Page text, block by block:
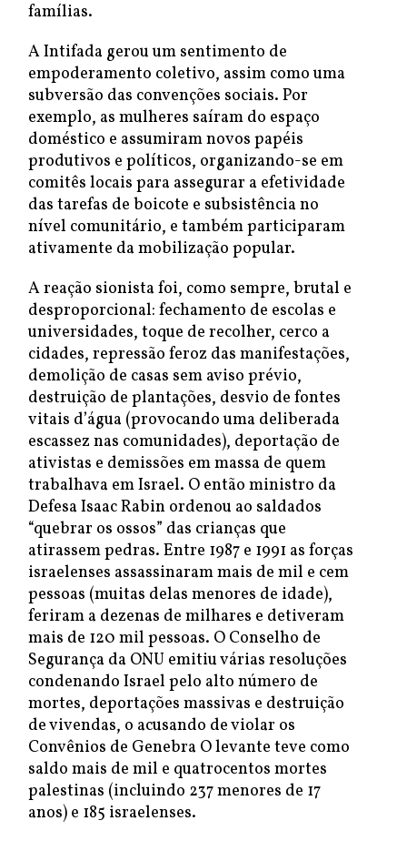
famílias.
A Intifada gerou um sentimento de
empoderamento coletivo, assim como uma
subversão das convenções sociais. Por
exemplo, as mulheres saíram do espaço
doméstico e assumiram novos papéis
produtivos e políticos, organizando-se em
comitês locais para assegurar a efetividade
das tarefas de boicote e subsistência no
nível comunitário, e também participaram
ativamente da mobilização popular.
A reação sionista foi, como sempre, brutal e
desproporcional: fechamento de escolas e
universidades, toque de recolher, cerco a
cidades, repressão feroz das manifestações,
demolição de casas sem aviso prévio,
destruição de plantações, desvio de fontes
vitais d’água (provocando uma deliberada
escassez nas comunidades), deportação de
ativistas e demissões em massa de quem
trabalhava em Israel. O então ministro da
Defesa Isaac Rabin ordenou ao saldados
“quebrar os ossos” das crianças que
atirassem pedras. Entre 1987 e 1991 as forças
israelenses assassinaram mais de mil e cem
pessoas (muitas delas menores de idade),
feriram a dezenas de milhares e detiveram
mais de 120 mil pessoas. O Conselho de
Segurança da ONU emitiu várias resoluções
condenando Israel pelo alto número de
mortes, deportações massivas e destruição
de vivendas, o acusando de violar os
Convênios de Genebra O levante teve como
saldo mais de mil e quatrocentos mortes
palestinas (incluindo 237 menores de 17
anos) e 185 israelenses.